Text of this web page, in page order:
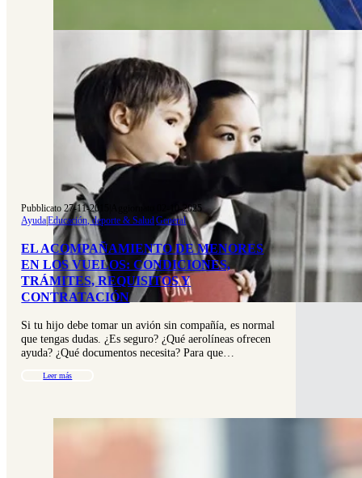
Pubblicato 27-11-2015
Aggiornato 02-10-2025
Ayuda|Educación, deporte & Salud|General
EL ACOMPAÑAMIENTO DE MENORES
EN LOS VUELOS: CONDICIONES,
TRÁMITES, REQUISITOS Y
CONTRATACIÓN
Si tu hijo debe tomar un avión sin compañía, es normal
que tengas dudas. ¿Es seguro? ¿Qué aerolíneas ofrecen
ayuda? ¿Qué documentos necesita? Para que…
Leer más